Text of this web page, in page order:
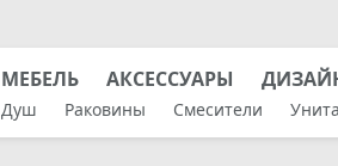
МЕБЕЛЬ АКСЕССУАРЫ
Душ Раковины Смесители